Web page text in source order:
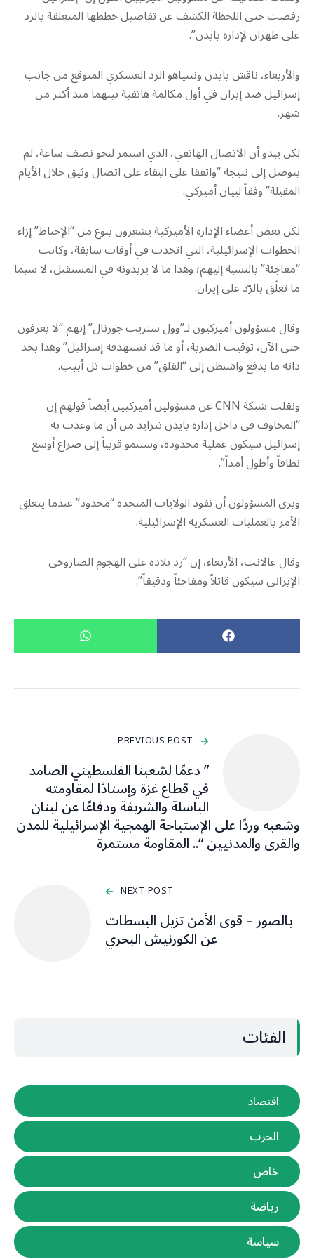
رفضت حتى اللحظة الكشف عن تفاصيل خططها المتعلقة بالرد
على طهران لإدارة بايدن”.
والأربعاء، ناقش بايدن ونتنياهو الرد العسكري المتوقع من جانب
إسرائيل ضد إيران في أول مكالمة هاتفية بينهما منذ أكثر من
شهر.
لكن يبدو أن الاتصال الهاتفي، الذي استمر لنحو نصف ساعة، لم
يتوصل إلى نتيجة “واتفقا على البقاء على اتصال وثيق خلال الأيام
المقبلة” وفقاً لبيان أميركي.
لكن بعض أعضاء الإدارة الأميركية يشعرون بنوع من “الإحباط” إزاء
الخطوات الإسرائيلية، التي اتخذت في أوقات سابقة، وكانت
“مفاجئة” بالنسبة إليهم؛ وهذا ما لا يريدونه في المستقبل، لا سيما
ما تعلّق بالرّد على إيران.
وقال مسؤولون أميركيون لـ”وول ستريت جورنال” إنهم “لا يعرفون
حتى الآن، توقيت الضربة، أو ما قد تستهدفه إسرائيل” وهذا بحد
ذاته ما يدفع واشنطن إلى “القلق” من خطوات تل أبيب.
ونقلت شبكة CNN عن مسؤولين أميركيين أيضاً قولهم إن
“المخاوف في داخل إدارة بايدن تتزايد من أن ما وعدت به
إسرائيل سيكون عملية محدودة، وستنمو قريباً إلى صراع أوسع
نطاقاً وأطول أمداً”.
ويرى المسؤولون أن نفوذ الولايات المتحدة “محدود” عندما يتعلق
الأمر بالعمليات العسكرية الإسرائيلية.
وقال غالانت، الأربعاء، إن “رد بلاده على الهجوم الصاروخي
الإيراني سيكون قاتلاً ومفاجئاً ودقيقاً”.
PREVIOUS POST
” دعمًا لشعبنا الفلسطيني الصامد
في قطاع غزة وإسنادًا لمقاومته
الباسلة ‌‏‌‏‌والشريفة ودفاعًا عن لبنان
وشعبه وردًا على الإستباحة الهمجية الإسرائيلية للمدن
والقرى والمدنيين “.. المقاومة مستمرة
NEXT POST
بالصور – قوى الأمن تزيل البسطات
عن الكورنيش البحري
الفئات
اقتصاد
الحرب
خاص
رياضة
سياسة